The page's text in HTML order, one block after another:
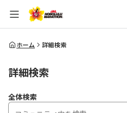
全体検索
ホーム 詳細検索
詳細検索
全体検索